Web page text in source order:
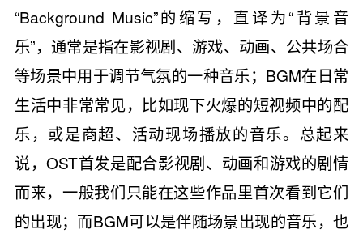
“Background Music”的缩写，直译为“背景音
乐”，通常是指在影视剧、游戏、动画、公共场合
等场景中用于调节气氛的一种音乐；BGM在日常
生活中非常常见，比如现下火爆的短视频中的配
乐，或是商超、活动现场播放的音乐。总起来
说，OST首发是配合影视剧、动画和游戏的剧情
而来，一般我们只能在这些作品里首次看到它们
的出现；而BGM可以是伴随场景出现的音乐，也